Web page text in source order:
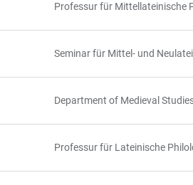
Professur für Mittellateinische
Seminar für Mittel- und
Department of Medieval
Professur für Lateinische